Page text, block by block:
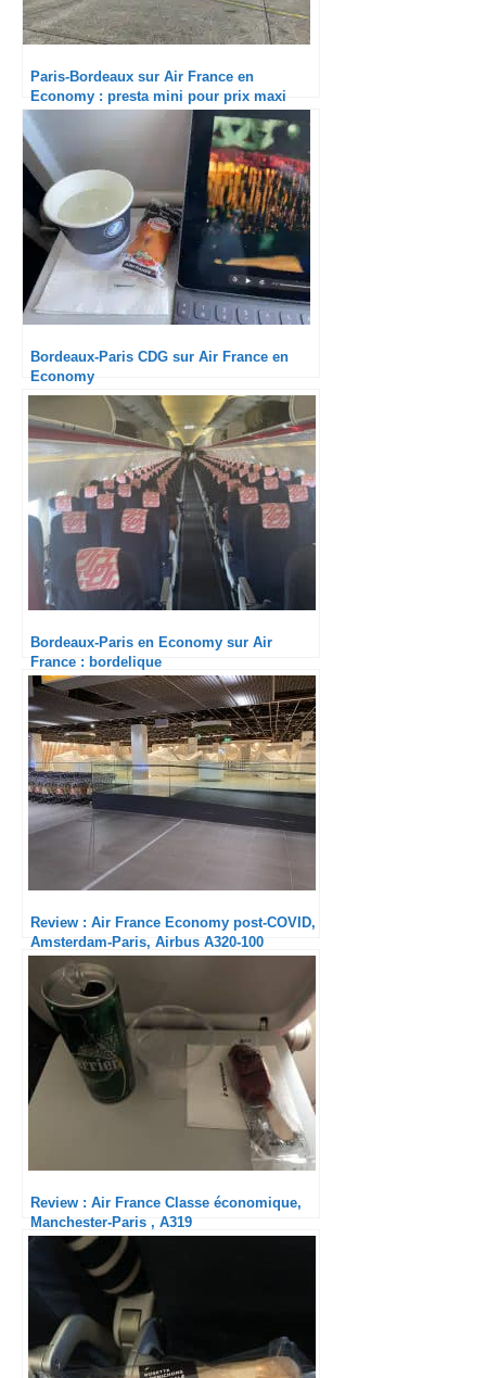
Paris-Bordeaux sur Air France en
Economy : presta mini pour prix maxi
Bordeaux-Paris CDG sur Air France en
Economy
Bordeaux-Paris en Economy sur Air
France : bordelique
Review : Air France Economy post-COVID,
Amsterdam-Paris, Airbus A320-100
Review : Air France Classe économique,
Manchester-Paris , A319